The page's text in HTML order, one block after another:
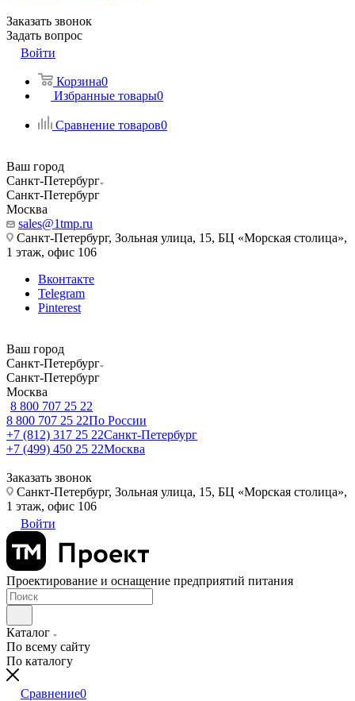
Заказать звонок
Задать вопрос
Войти
Корзина0
Избранные товары0
Сравнение товаров0
Ваш город
Санкт-Петербург
Санкт-Петербург
Москва
sales@1tmp.ru
Санкт-Петербург, Зольная улица, 15, БЦ «Морская столица»,
1 этаж, офис 106
Вконтакте
Telegram
Pinterest
Ваш город
Санкт-Петербург
Санкт-Петербург
Москва
8 800 707 25 22
8 800 707 25 22По России
+7 (812) 317 25 22Санкт-Петербург
+7 (499) 450 25 22Москва
Заказать звонок
Санкт-Петербург, Зольная улица, 15, БЦ «Морская столица»,
1 этаж, офис 106
Войти
Проектирование и оснащение предприятий питания
Каталог
По всему сайту
По каталогу
Сравнение0